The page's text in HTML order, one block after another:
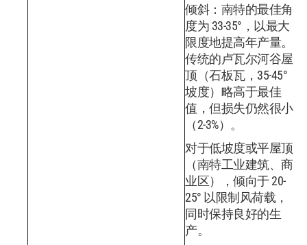
倾斜：南特的最佳角
度为 33-35°，以最大
限度地提高年产量。
传统的卢瓦尔河谷屋
顶（石板瓦，35-45°
坡度）略高于最佳
值，但损失仍然很小
（2-3%）。
对于低坡度或平屋顶
（南特工业建筑、商
业区），倾向于 20-
25° 以限制风荷载，
同时保持良好的生
产。